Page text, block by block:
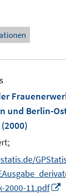
und Berlin-
(2000)
2000-11.pdf